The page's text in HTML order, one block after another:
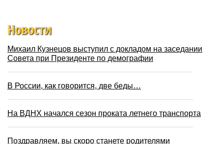
Новости
Михаил Кузнецов выступил с докладом на заседании
Совета при Президенте по демографии
В России, как говорится, две беды…
На ВДНХ начался сезон проката летнего транспорта
Поздравляем, вы скоро станете родителями